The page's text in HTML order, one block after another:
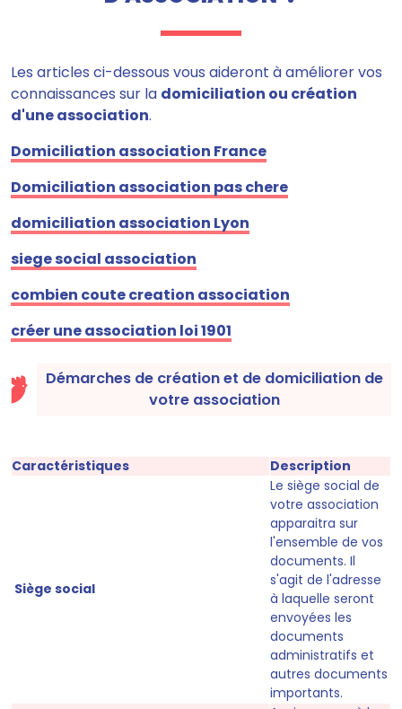
Les articles ci-dessous vous aideront à améliorer vos
connaissances sur la domiciliation ou création
d'une association.
Domiciliation association France
Domiciliation association pas chere
domiciliation association Lyon
siege social association
combien coute creation association
créer une association loi 1901
Démarches de création et de domiciliation de
votre association
Caractéristiques Description
Siège social
Le siège social de
votre association
apparaitra sur
l'ensemble de vos
documents. Il
s'agit de l'adresse
à laquelle seront
envoyées les
documents
administratifs et
autres documents
importants.